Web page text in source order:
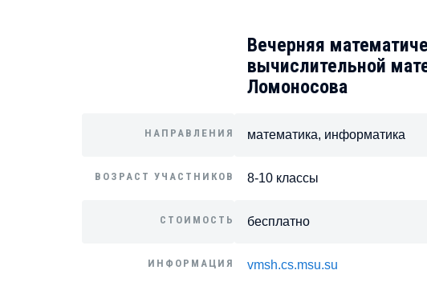
Вечерняя
вычислительной
Ломоносова
НАПРАВЛЕНИЯ математика, информатика
ВОЗРАСТ УЧАСТНИКОВ 8-10 классы
СТОИМОСТЬ бесплатно
ИНФОРМАЦИЯ vmsh.cs.msu.su